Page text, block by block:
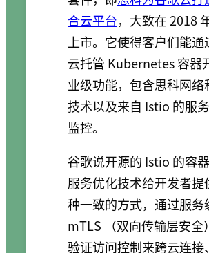
合云平台，大致在 2018
上市。它使得客户们能
云托管 Kubernetes 容器
业级功能，包含思科网络
技术以及来自 Istio 的服
监控。
谷歌说开源的 Istio 的容
服务优化技术给开发者提
种一致的方式，通过服务
mTLS （双向传输层安全
验证访问控制来跨云连接